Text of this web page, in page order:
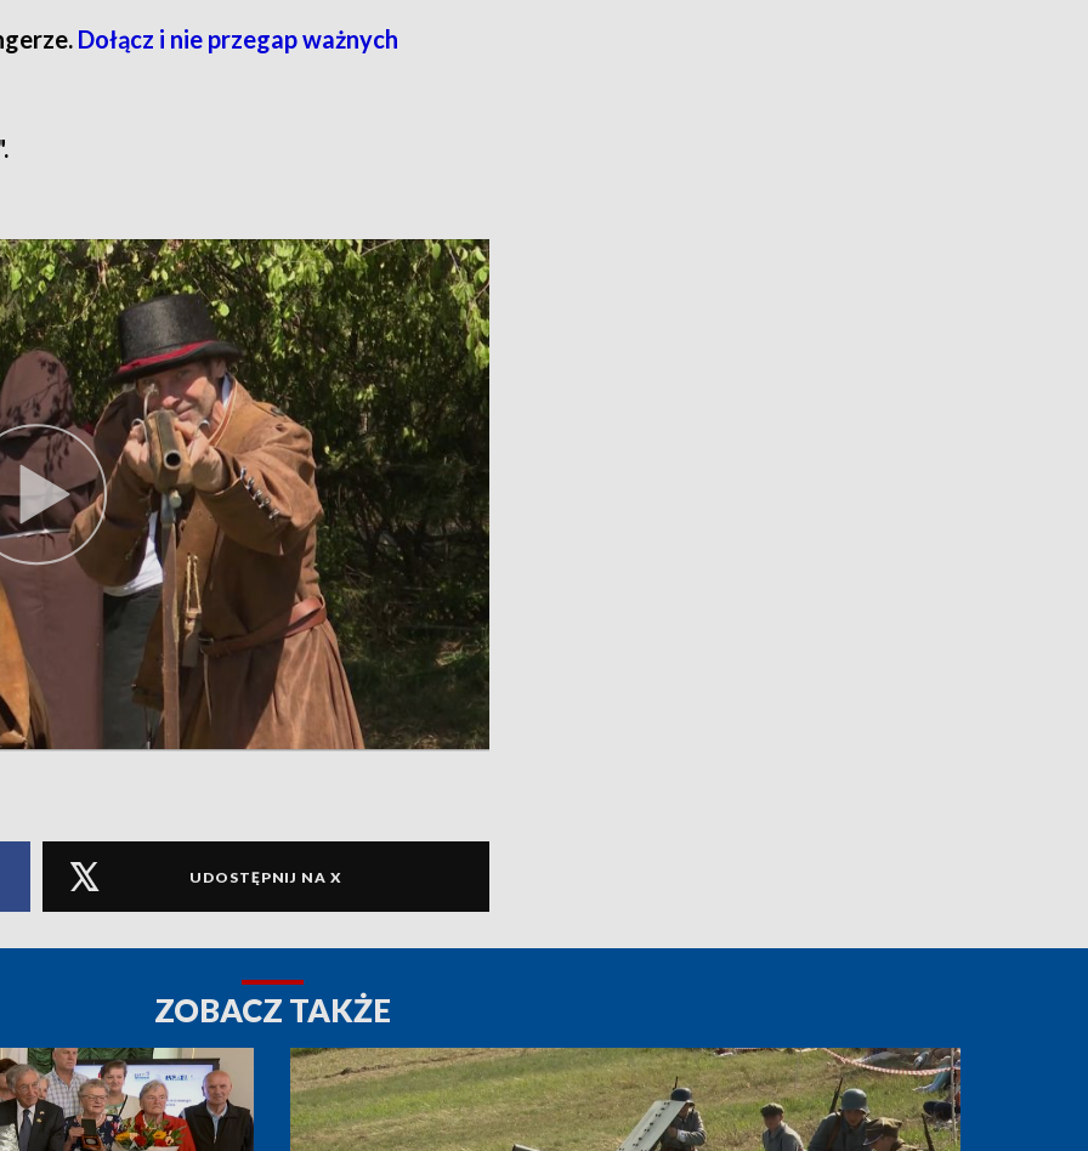
Dołącz i nie przegap ważnych
UDOSTĘPNIJ NA X
ZOBACZ TAKŻE